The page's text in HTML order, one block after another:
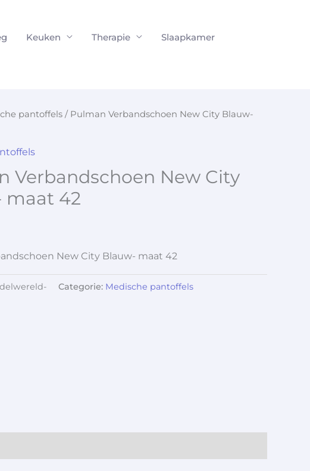
Keuken Therapie
Slaapkamer
pantoffels / Pulman Verbandschoen New City Blauw-
Verbandschoen New City
maat 42
New City Blauw- maat 42
Categorie: Medische pantoffels